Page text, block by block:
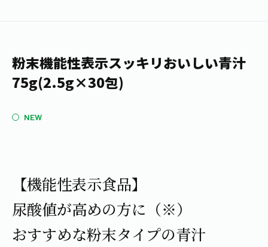
ブランドから探す
安全・安心への取組み
製品の原料産地
レシピ集
お茶を知る
お茶百科
茶殻リサイクルシステム
お茶の複合型博物館
食育・文化
食育・イベント
Green Tea for Good
未来の桜プロジェクト
伊藤園の店舗トップ
THE ITOEN
Inner CHARM
粉末機能性表示スッキリおいしい青汁
75g(2.5g×30包)
NEW
【機能性表示食品】
尿酸値が高めの方に（※）
おすすめな粉末タイプの青汁